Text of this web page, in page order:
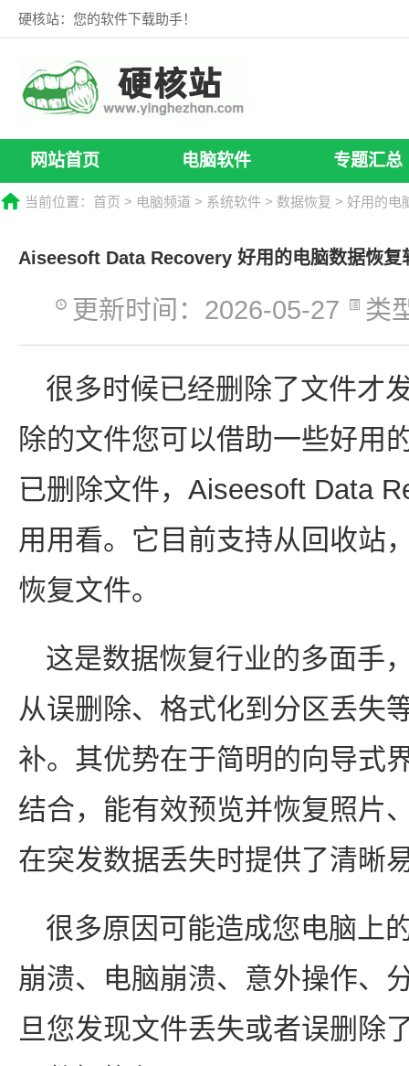
硬核站：您的软件下载助手！
网站首页 电脑软件 专题汇总
当前位置： 首页 > 电脑频道 > 系统软件 > 数据恢复 > 好用的电
Aiseesoft Data Recovery 好用的电脑数据恢复
更新时间：2026-05-27 类
很多时候已经删除了文件才
除的文件您可以借助一些好用
已删除文件，Aiseesoft Data
用用看。它目前支持从回收站
恢复文件。
这是数据恢复行业的多面手
从误删除、格式化到分区丢失
补。其优势在于简明的向导式
结合，能有效预览并恢复照片
在突发数据丢失时提供了清晰
很多原因可能造成您电脑上
崩溃、电脑崩溃、意外操作、
旦您发现文件丢失或者误删除